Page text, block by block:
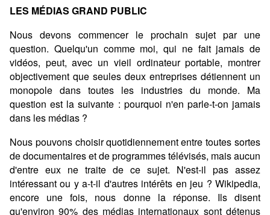
LES MÉDIAS GRAND PUBLIC
Nous devons commencer le prochain sujet par une
question. Quelqu'un comme moi, qui ne fait jamais de
vidéos, peut, avec un vieil ordinateur portable, montrer
objectivement que seules deux entreprises détiennent un
monopole dans toutes les industries du monde. Ma
question est la suivante : pourquoi n'en parle-t-on jamais
dans les médias ?
Nous pouvons choisir quotidiennement entre toutes sortes
de documentaires et de programmes télévisés, mais aucun
d'entre eux ne traite de ce sujet. N'est-il pas assez
intéressant ou y a-t-il d'autres intérêts en jeu ? Wikipedia,
encore une fois, nous donne la réponse. Ils disent
qu'environ 90% des médias internationaux sont détenus